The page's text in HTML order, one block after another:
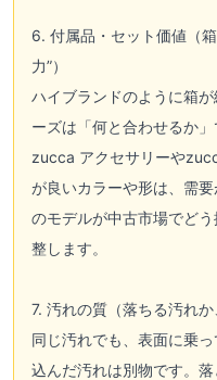
6. 付属品・セット価値（
力”）
ハイブランドのように箱
ーズは「何と合わせるか
zucca アクセサリーや
が良いカラーや形は、需
のモデルが中古市場でど
整します。
7. 汚れの質（落ちる汚れか
同じ汚れでも、表面に乗
込んだ汚れは別物です。